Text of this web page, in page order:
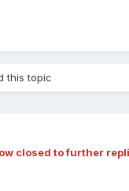
this topic
closed to further